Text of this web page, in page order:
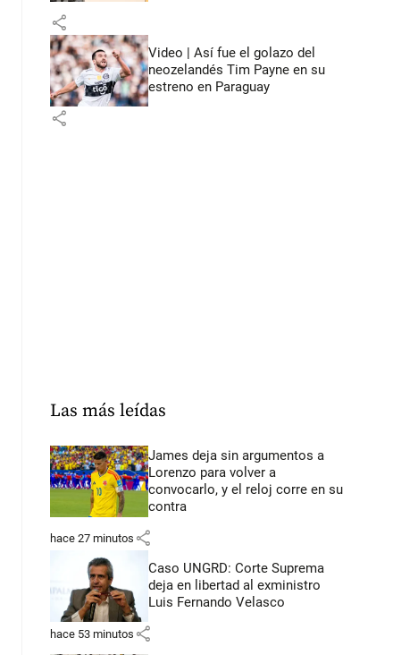
share
Video | Así fue el golazo del
neozelandés Tim Payne en su
estreno en Paraguay
share
Las más leídas
James deja sin argumentos a
Lorenzo para volver a
convocarlo, y el reloj corre en su
contra
hace 27 minutos share
Caso UNGRD: Corte Suprema
deja en libertad al exministro
Luis Fernando Velasco
hace 53 minutos share